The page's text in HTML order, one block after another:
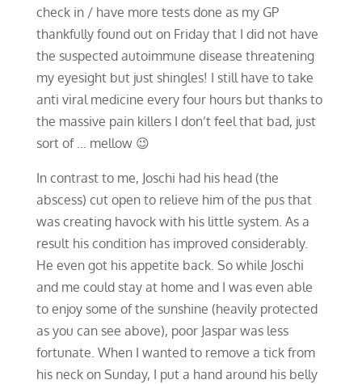
check in / have more tests done as my GP
thankfully found out on Friday that I did not have
the suspected autoimmune disease threatening
my eyesight but just shingles! I still have to take
anti viral medicine every four hours but thanks to
the massive pain killers I don’t feel that bad, just
sort of … mellow 😉
In contrast to me, Joschi had his head (the
abscess) cut open to relieve him of the pus that
was creating havock with his little system. As a
result his condition has improved considerably.
He even got his appetite back. So while Joschi
and me could stay at home and I was even able
to enjoy some of the sunshine (heavily protected
as you can see above), poor Jaspar was less
fortunate. When I wanted to remove a tick from
his neck on Sunday, I put a hand around his belly